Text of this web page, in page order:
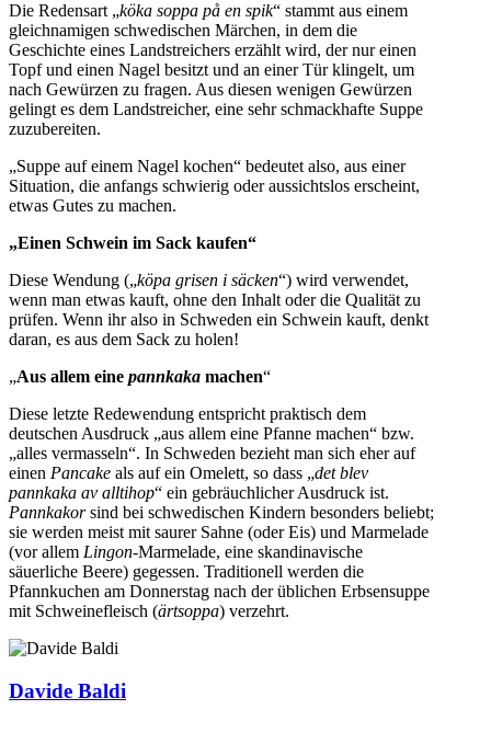
Die Redensart „köka soppa på en spik“ stammt aus einem
gleichnamigen schwedischen Märchen, in dem die
Geschichte eines Landstreichers erzählt wird, der nur einen
Topf und einen Nagel besitzt und an einer Tür klingelt, um
nach Gewürzen zu fragen. Aus diesen wenigen Gewürzen
gelingt es dem Landstreicher, eine sehr schmackhafte Suppe
zuzubereiten.
„Suppe auf einem Nagel kochen“ bedeutet also, aus einer
Situation, die anfangs schwierig oder aussichtslos erscheint,
etwas Gutes zu machen.
„Einen Schwein im Sack kaufen“
Diese Wendung („köpa grisen i säcken“) wird verwendet,
wenn man etwas kauft, ohne den Inhalt oder die Qualität zu
prüfen. Wenn ihr also in Schweden ein Schwein kauft, denkt
daran, es aus dem Sack zu holen!
„Aus allem eine pannkaka machen“
Diese letzte Redewendung entspricht praktisch dem
deutschen Ausdruck „aus allem eine Pfanne machen“ bzw.
„alles vermasseln“. In Schweden bezieht man sich eher auf
einen Pancake als auf ein Omelett, so dass „det blev
pannkaka av alltihop“ ein gebräuchlicher Ausdruck ist.
Pannkakorsind bei schwedischen Kindern besonders beliebt;
sie werden meist mit saurer Sahne (oder Eis) und Marmelade
(vor allem Lingon-Marmelade, eine skandinavische
säuerliche Beere) gegessen. Traditionell werden die
Pfannkuchen am Donnerstag nach der üblichen Erbsensuppe
mit Schweinefleisch (ärtsoppa) verzehrt.
Davide Baldi